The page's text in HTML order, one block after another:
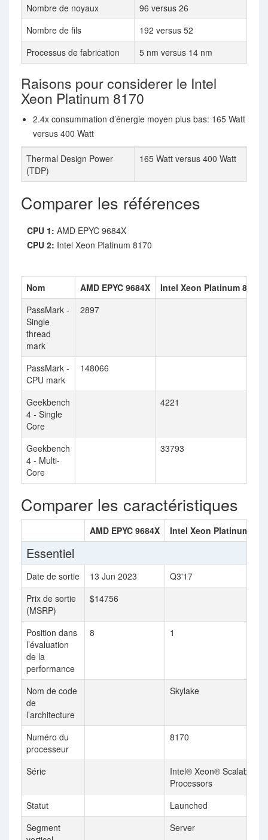
Nombre de noyaux
96 versus 26
Nombre de fils
192 versus 52
Processus de fabrication
5 nm versus 14 nm
Raisons pour considerer le Intel
Xeon Platinum 8170
2.4x consummation d’énergie moyen plus bas: 165 Watt
versus 400 Watt
Thermal Design Power
(TDP)
165 Watt versus 400 Watt
Comparer les références
CPU 1: AMD EPYC 9684X
CPU 2: Intel Xeon Platinum 8170
Nom AMD EPYC 9684X
Intel Xeon Platinum 8170
PassMark -
Single
thread
mark
2897
PassMark -
CPU mark
148066
Geekbench
4 - Single
Core
4221
Geekbench
4 - Multi-
Core
33793
Comparer les caractéristiques
AMD EPYC 9684X Intel Xeon Platinum
Essentiel
Date de sortie 13 Jun 2023
Q3'17
Prix de sortie
(MSRP)
$14756
Position dans
l’évaluation
de la
performance
8 1
Nom de code
de
l’architecture
Skylake
Numéro du
processeur
8170
Série
Intel® Xeon® Scalable
Processors
Statut
Launched
Segment
Server